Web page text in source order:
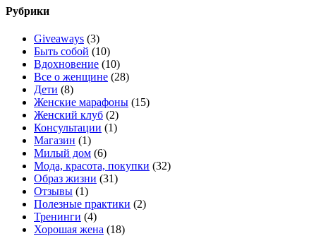
Рубрики
Giveaways (3)
Быть собой (10)
Вдохновение (10)
Все о женщине (28)
Дети (8)
Женские марафоны (15)
Женский клуб (2)
Консультации (1)
Магазин (1)
Милый дом (6)
Мода, красота, покупки (32)
Образ жизни (31)
Отзывы (1)
Полезные практики (2)
Тренинги (4)
Хорошая жена (18)